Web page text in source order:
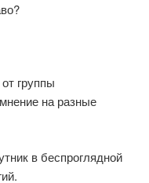
группы
на разные
в беспроглядной